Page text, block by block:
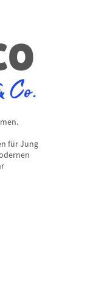
für Jung